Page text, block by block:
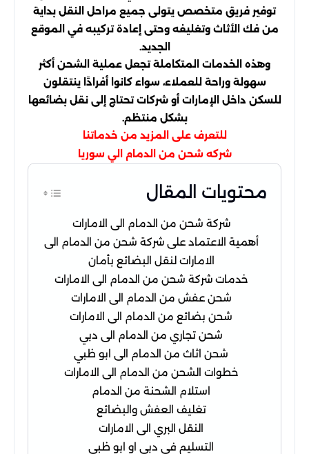
توفير فريق متخصص يتولى جميع مراحل النقل بداية
من فك الأثاث وتغليفه وحتى إعادة تركيبه في الموقع
الجديد.
وهذه الخدمات المتكاملة تجعل عملية الشحن أكثر
سهولة وراحة للعملاء، سواء كانوا أفرادًا ينتقلون
للسكن داخل الإمارات أو شركات تحتاج إلى نقل بضائعها
بشكل منتظم.
للتعرف على المزيد من خدماتنا
شركه شحن من الدمام الي سوريا
محتويات المقال
شركة شحن من الدمام الى الامارات
أهمية الاعتماد على شركة شحن من الدمام الى
الامارات لنقل البضائع بأمان
خدمات شركة شحن من الدمام الى الامارات
شحن عفش من الدمام الى الامارات
شحن بضائع من الدمام الى الامارات
شحن تجاري من الدمام الى دبي
شحن اثاث من الدمام الى ابو ظبي
خطوات الشحن من الدمام الى الامارات
استلام الشحنة من الدمام
تغليف العفش والبضائع
النقل البري الى الامارات
التسليم في دبي او ابو ظبي